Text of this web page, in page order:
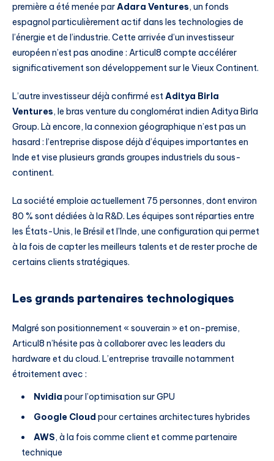
première a été menée parAdara Ventures, un fonds
espagnol particulièrement actif dans les technologies de
l’énergie et de l’industrie. Cette arrivée d’un investisseur
européen n’est pas anodine : Articul8 compte accélérer
significativement son développement sur le Vieux Continent.
L’autre investisseur déjà confirmé estAditya Birla
Ventures, le bras venture du conglomérat indien Aditya Birla
Group. Là encore, la connexion géographique n’est pas un
hasard : l’entreprise dispose déjà d’équipes importantes en
Inde et vise plusieurs grands groupes industriels du sous-
continent.
La société emploie actuellement 75 personnes, dont environ
80 % sont dédiées à la R&D. Les équipes sont réparties entre
les États-Unis, le Brésil et l’Inde, une configuration qui permet
à la fois de capter les meilleurs talents et de rester proche de
certains clients stratégiques.
Les grands partenaires technologiques
Malgré son positionnement « souverain » et on-premise,
Articul8 n’hésite pas à collaborer avec les leaders du
hardware et du cloud. L’entreprise travaille notamment
étroitement avec :
Nvidia pour l’optimisation sur GPU
Google Cloud pour certaines architectures hybrides
AWS, à la fois comme client et comme partenaire
technique